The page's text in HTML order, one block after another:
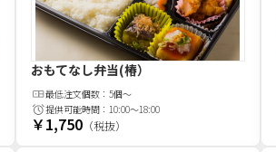
おもてなし弁当(椿）
最低注文個数：5個～
提供可能時間：10:00～18:00
￥1,750 （税抜）